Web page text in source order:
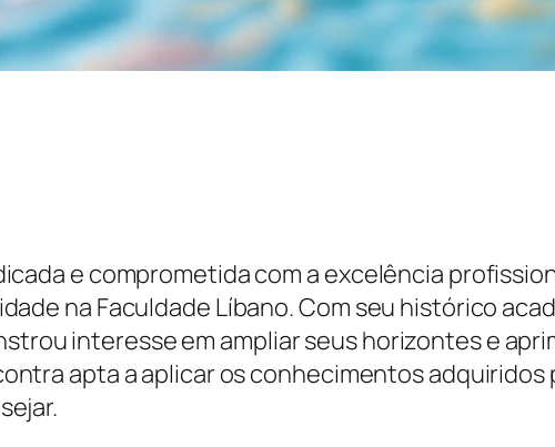
e comprometida com a excelência
na Faculdade Líbano. Com seu histórico
interesse em ampliar seus horizontes e
apta a aplicar os conhecimentos